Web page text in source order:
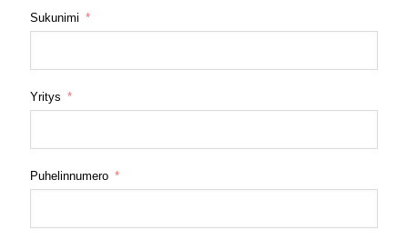
Sukunimi
Yritys
Puhelinnumero